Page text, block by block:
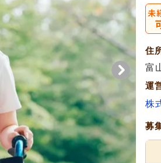
住
富
運
株
募